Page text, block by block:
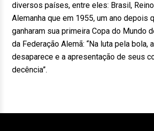
diversos países, entre eles: Brasil,
Alemanha que em 1955, um ano depois
ganharam sua primeira Copa do Mundo
da Federação Alemã: “Na luta pela bola,
desaparece e a apresentação de seus
decência”.